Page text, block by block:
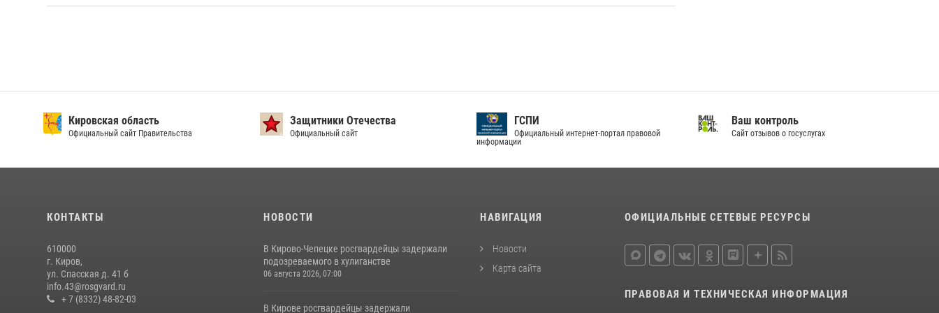
Кировская область
Официальный сайт Правительства
Защитники Отечества
Официальный сайт
ГСПИ
Официальный интернет-портал правовой
информации
Ваш контроль
Сайт отзывов о госуслугах
КОНТАКТЫ
610000
г. Киров,
ул. Спасская д. 41 б
info.43@rosgvard.ru
+ 7 (8332) 48-82-03
НОВОСТИ
В Кирово-Чепецке росгвардейцы задержали
подозреваемого в хулиганстве
06 августа 2026, 07:00
В Кирове росгвардейцы задержали
НАВИГАЦИЯ
Новости
Карта сайта
ОФИЦИАЛЬНЫЕ СЕТЕВЫЕ РЕСУРСЫ
ПРАВОВАЯ И ТЕХНИЧЕСКАЯ ИНФОРМАЦИЯ